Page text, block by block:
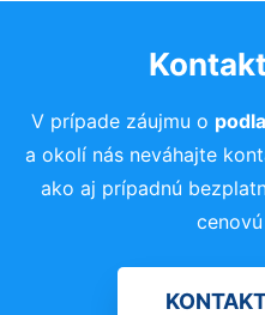
V prípade záujmu o
a okolí nás neváhajte
ako aj prípadnú